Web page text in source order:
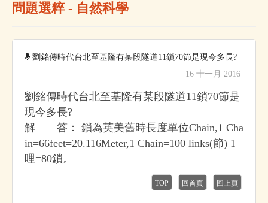
問題選粹 - 自然科學
劉銘傳時代台北至基隆有某段隧道11鎖70節是現今多長?
16 十一月 2016
劉銘傳時代台北至基隆有某段隧道11鎖70節是
現今多長?
解 答： 鎖為英美舊時長度單位Chain,1 Cha
in=66feet=20.116Meter,1 Chain=100 links(節) 1
哩=80鎖。
TOP 回首頁 回上頁